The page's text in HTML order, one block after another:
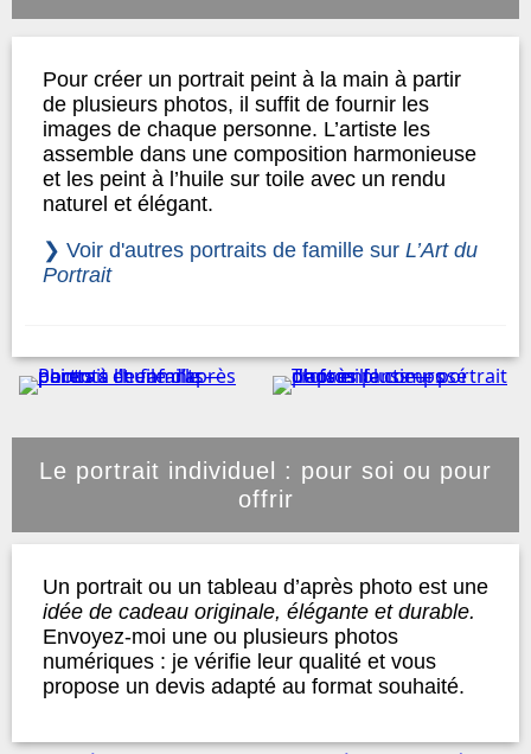
Pour créer un portrait peint à la main à partir
de plusieurs photos, il suffit de fournir les
images de chaque personne. L’artiste les
assemble dans une composition harmonieuse
et les peint à l’huile sur toile avec un rendu
naturel et élégant.
❯ Voir d'autres portraits de famille sur L’Art du
Portrait
Le portrait individuel : pour soi ou pour
offrir
Un portrait ou un tableau d’après photo est une
idée de cadeau originale, élégante et durable.
Envoyez-moi une ou plusieurs photos
numériques : je vérifie leur qualité et vous
propose un devis adapté au format souhaité.